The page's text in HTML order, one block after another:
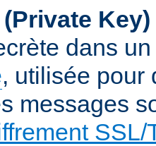
Key)
dans
, utilisée pour
messages
SSL/